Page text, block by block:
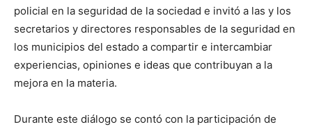
policial en la seguridad de la sociedad e invitó a las y los
secretarios y directores responsables de la seguridad en
los municipios del estado a compartir e intercambiar
experiencias, opiniones e ideas que contribuyan a la
mejora en la materia.
Durante este diálogo se contó con la participación de